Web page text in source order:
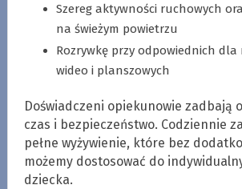
Szereg aktywności ruchowych
na świeżym powietrzu
Rozrywkę przy odpowiednich dla
wideo i planszowych
Doświadczeni opiekunowie zadbają
czas i bezpieczeństwo. Codziennie
pełne wyżywienie, które bez
możemy dostosować do
dziecka.